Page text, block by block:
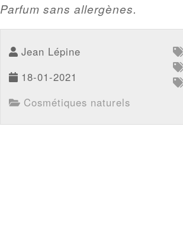
Parfum sans allergènes.
Jean Lépine
18-01-2021
Cosmétiques naturels